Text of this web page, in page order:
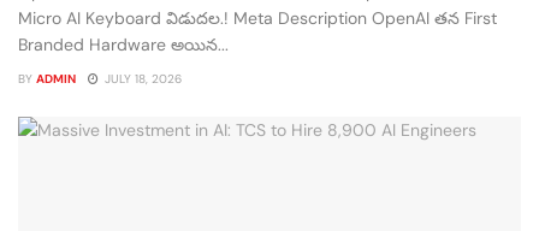
Micro AI Keyboard విడుదల.! Meta Description OpenAI తన First
Branded Hardware అయిన...
BY ADMIN JULY 18, 2026